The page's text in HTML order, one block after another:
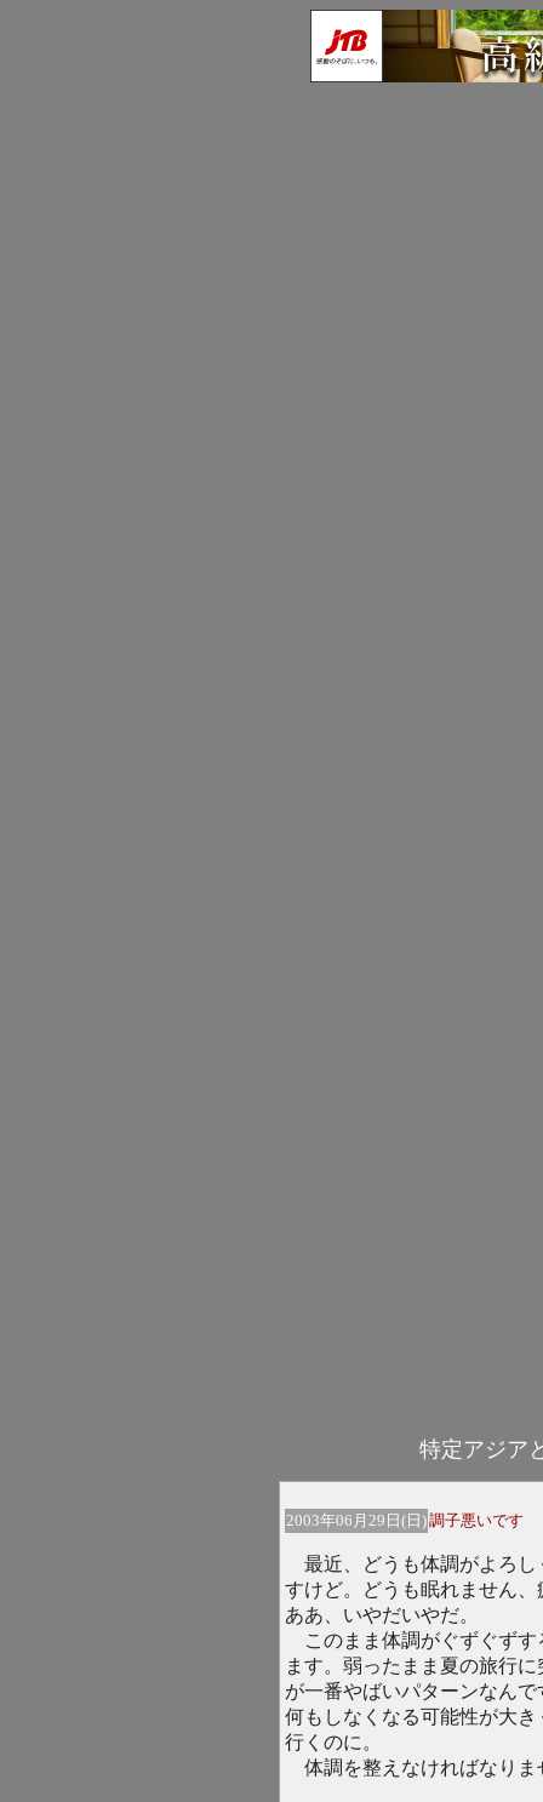
特定アジア
2003年06月29日(日)調子悪いです
最近、どうも体調がよろし
すけど。どうも眠れません
ああ、いやだいやだ。
このまま体調がぐずぐずす
ます。弱ったまま夏の旅行
が一番やばいパターンなん
何もしなくなる可能性が大
行くのに。
体調を整えなければなりま